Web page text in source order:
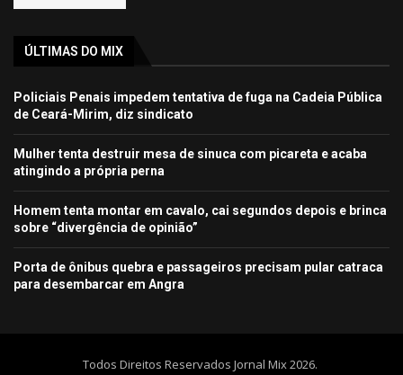
ÚLTIMAS DO MIX
Policiais Penais impedem tentativa de fuga na Cadeia Pública
de Ceará-Mirim, diz sindicato
Mulher tenta destruir mesa de sinuca com picareta e acaba
atingindo a própria perna
Homem tenta montar em cavalo, cai segundos depois e brinca
sobre “divergência de opinião”
Porta de ônibus quebra e passageiros precisam pular catraca
para desembarcar em Angra
Todos Direitos Reservados Jornal Mix 2026.